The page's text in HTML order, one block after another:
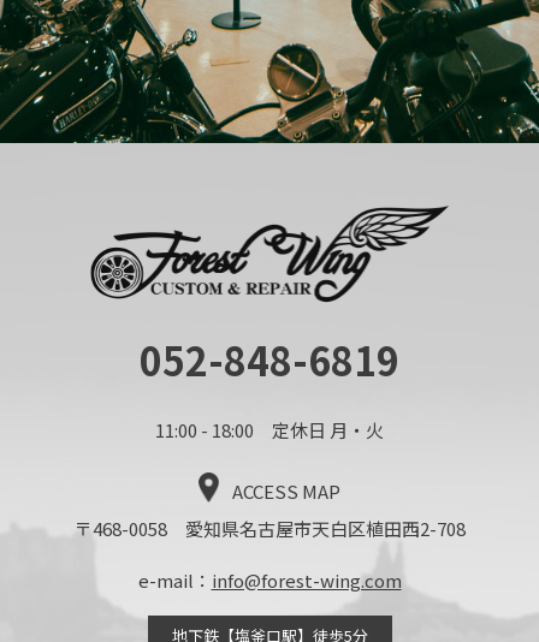
052-848-6819
11:00 - 18:00 定休日 月・火
ACCESS MAP
〒468-0058 愛知県名古屋市天白区植田西2-708
e-mail： info@forest-wing.com
地下鉄【塩釜口駅】徒歩5分